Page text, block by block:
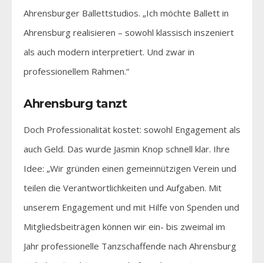
Ahrensburger Ballettstudios. „Ich möchte Ballett in
Ahrensburg realisieren – sowohl klassisch inszeniert
als auch modern interpretiert. Und zwar in
professionellem Rahmen.“
Ahrensburg tanzt
Doch Professionalität kostet: sowohl Engagement als
auch Geld. Das wurde Jasmin Knop schnell klar. Ihre
Idee: „Wir gründen einen gemeinnützigen Verein und
teilen die Verantwortlichkeiten und Aufgaben. Mit
unserem Engagement und mit Hilfe von Spenden und
Mitgliedsbeiträgen können wir ein- bis zweimal im
Jahr professionelle Tanzschaffende nach Ahrensburg